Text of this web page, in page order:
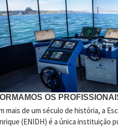
OS
mais de um século de história, a
(ENIDH) é a única instituição